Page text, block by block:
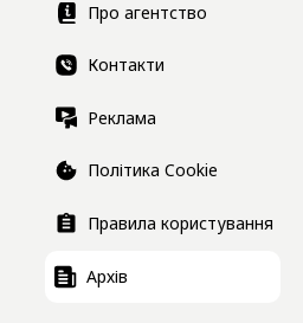
Про агентство
Контакти
Реклама
Політика Cookie
Правила користування
Архів